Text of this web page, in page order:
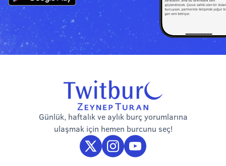
Günlük, haftalık ve aylık burç yorumlarına
ulaşmak için hemen burcunu seç!